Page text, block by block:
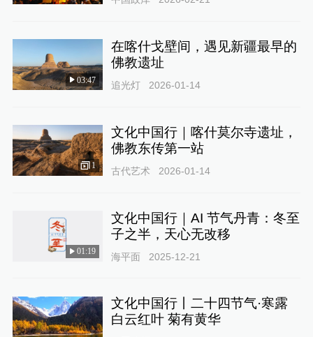
03:47
在喀什戈壁间，遇见新疆最早的
佛教遗址
追光灯 2026-01-14
1
文化中国行｜喀什莫尔寺遗址，
佛教东传第一站
古代艺术 2026-01-14
01:19
文化中国行｜AI 节气丹青：冬至
子之半，天心无改移
海平面 2025-12-21
文化中国行丨二十四节气·寒露
白云红叶 菊有黄华